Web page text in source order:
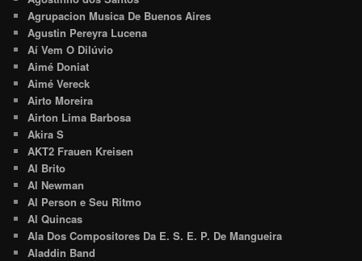
Agrupacion Musica De Buenos Aires
Agustin Pereyra Lucena
Aí Vem O Dilúvio
Aimé Doniat
Aimé Vereck
Airto Moreira
Airton Lima Barbosa
Akira S
AKT2 Frauen Kreisen
Al Brito
Al Newman
Al Person e Seu Ritmo
Al Quincas
Ala Dos Compositores Da E. S. E. P. De Mangueira
Aladdin Band